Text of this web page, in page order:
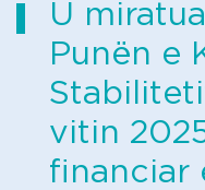
U
Punën e
vitin
financiar